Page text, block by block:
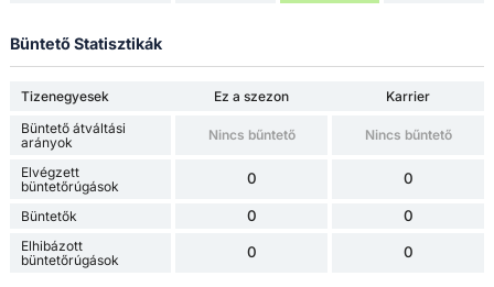
Büntető Statisztikák
Tizenegyesek Ez a szezon
Karrier
Büntető átváltási
arányok
Nincs bűntető Nincs bűntető
Elvégzett
büntetőrúgások
0 0
Büntetők 0 0
Elhibázott
büntetőrúgások
0 0